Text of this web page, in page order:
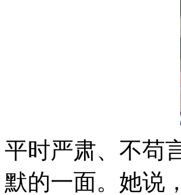
平时严肃、不苟
默的一面。她说